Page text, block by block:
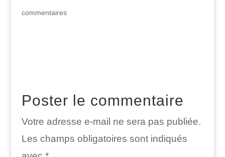
commentaires
Poster le commentaire
Votre adresse e-mail ne sera pas publiée.
Les champs obligatoires sont indiqués